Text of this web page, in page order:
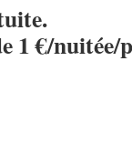
1 €/nuitée/